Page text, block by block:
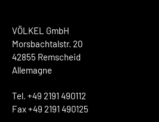
VÖLKEL GmbH
Morsbachtalstr. 20
42855 Remscheid
Allemagne
Tel. +49 2191 490112
Fax +49 2191 490125